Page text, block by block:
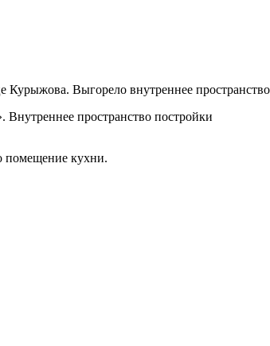
Выгорело внутреннее
пространство постройки
помещение кухни.